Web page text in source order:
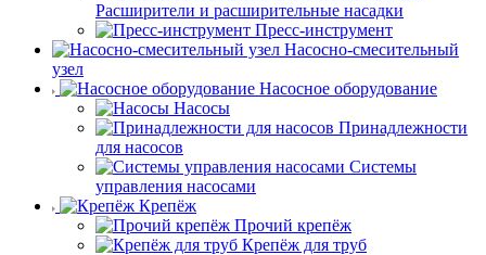
Расширители и расширительные насадки
Пресс-инструмент
Насосно-смесительный
узел
Насосное оборудование
Насосы
Принадлежности
для насосов
Системы
управления насосами
Крепёж
Прочий крепёж
Крепёж для труб